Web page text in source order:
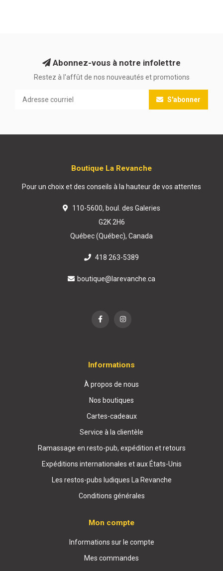
Abonnez-vous à notre infolettre
Restez à l'affût de nos nouveautés et promotions
S'abonner
Boutique La Revanche
Pour un choix et des conseils à la hauteur de vos attentes
110-5600, boul. des Galeries
G2K 2H6
Québec (Québec), Canada
418 263-5389
boutique@larevanche.ca
Informations
À propos de nous
Nos boutiques
Cartes-cadeaux
Service à la clientèle
Ramassage en resto-pub, expédition et retours
Expéditions internationales et aux États-Unis
Les restos-pubs ludiques La Revanche
Conditions générales
Mon compte
Informations sur le compte
Mes commandes